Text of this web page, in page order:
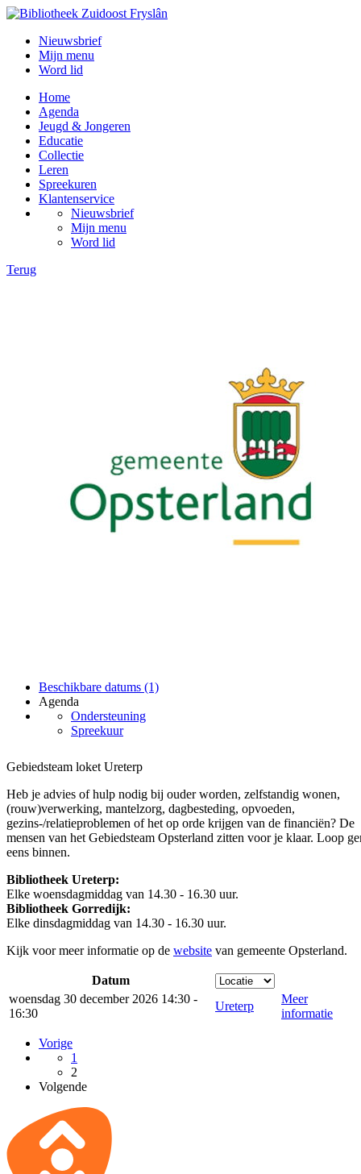
Nieuwsbrief
Mijn menu
Word lid
Home
Agenda
Jeugd & Jongeren
Educatie
Collectie
Leren
Spreekuren
Klantenservice
Nieuwsbrief
Mijn menu
Word lid
Terug
Beschikbare datums (1)
Agenda
Ondersteuning
Spreekuur
Gebiedsteam loket Ureterp
Heb je advies of hulp nodig bij ouder worden, zelfstandig wonen,
(rouw)verwerking, mantelzorg, dagbesteding, opvoeden,
gezins-/relatieproblemen of het op orde krijgen van de financiën? De
mensen van het Gebiedsteam Opsterland zitten voor je klaar. Loop
eens binnen.
Bibliotheek Ureterp:
Elke woensdagmiddag van 14.30 - 16.30 uur.
Bibliotheek Gorredijk:
Elke dinsdagmiddag van 14.30 - 16.30 uur.
Kijk voor meer informatie op de website van gemeente Opsterland.
Datum
woensdag 30 december 2026 14:30 -
16:30
Ureterp
Meer
informatie
Vorige
1
2
Volgende